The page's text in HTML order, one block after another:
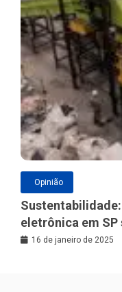
Opinião
eletrônica em
Latina
16 de janeiro de 2025